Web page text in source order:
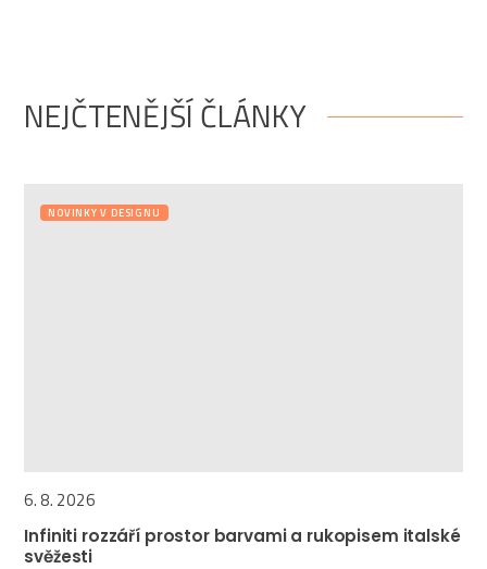
NEJČTENĚJŠÍ ČLÁNKY
NOVINKY V DESIGNU
6. 8. 2026
Infiniti rozzáří prostor barvami a rukopisem italské
svěžesti